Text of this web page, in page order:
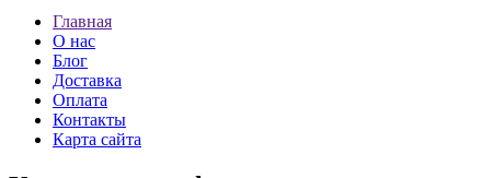
Главная
О нас
Блог
Доставка
Оплата
Контакты
Карта сайта